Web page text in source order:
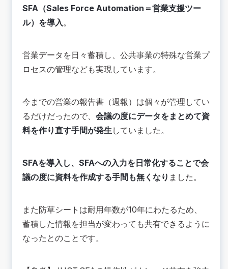
SFA（Sales Force Automation＝営業支援ツー
ル）を導入。
営業データを日々蓄積し、公共事業の特殊な営業プ
ロセスの管理なども実現しています。
今までの営業の報告書（週報）は個々が管理してい
るだけだったので、 会議の度にデータをまとめて資
料を作り直す手間が発生していました。
SFAを導入し、SFAへの入力を日常化することで会
議の度に資料を作成する手間も無くなり ました。
また防草シートは耐用年数が10年にわたるため、
蓄積した情報を担当が変わっても共有できるように
なったとのことです。